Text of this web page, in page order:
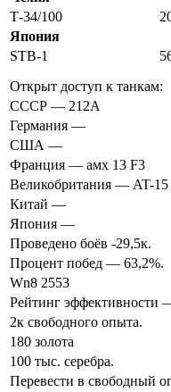
Т-34/100
Япония
STB-1
Открыт доступ к танкам:
СССР — 212A
Германия —
США —
Франция — амх 13 F3
Великобритания — AT-15
Китай —
Япония —
Проведено боёв -29,5к.
Процент побед — 63,2%.
Wn8 2553
Рейтинг эффективности
2к свободного опыта.
180 золота
100 тыс. серебра.
Перевести в свободный